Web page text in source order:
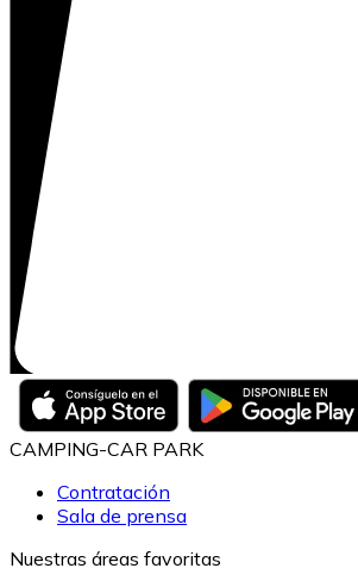
CAMPING-CAR PARK
Contratación
Sala de prensa
Nuestras áreas favoritas